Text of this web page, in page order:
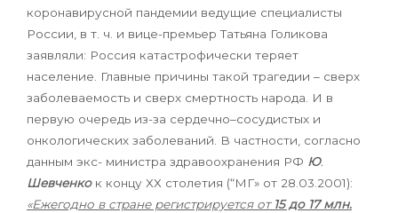
коронавирусной пандемии ведущие специалисты
России, в т. ч. и вице-премьер Татьяна Голикова
заявляли: Россия катастрофически теряет
население. Главные причины такой трагедии – сверх
заболеваемость и сверх смертность народа. И в
первую очередь из-за сердечно–сосудистых и
онкологических заболеваний. В частности, согласно
данным экс- министра здравоохранения РФ Ю.
Шевченко к концу ХХ столетия (“МГ» от 28.03.2001):
«Ежегодно в стране регистрируется от 15 до 17 млн.